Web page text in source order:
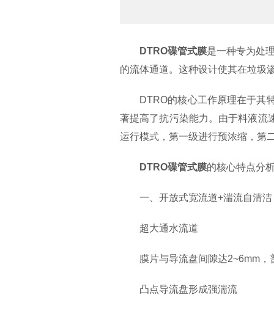
DTRO碟管式膜是一种专为处
的流体通道。这种设计使其在垃圾
DTRO的核心工作原理在于其特
著提高了抗污染能力。由于料液流
运行模式，第一级进行预浓缩，第
DTRO碟管式膜的核心特点分
一、开放式宽流道+湍流自清洁
超大通水流道
膜片与导流盘间隙达2~6mm，普
凸点导流盘形成强湍流